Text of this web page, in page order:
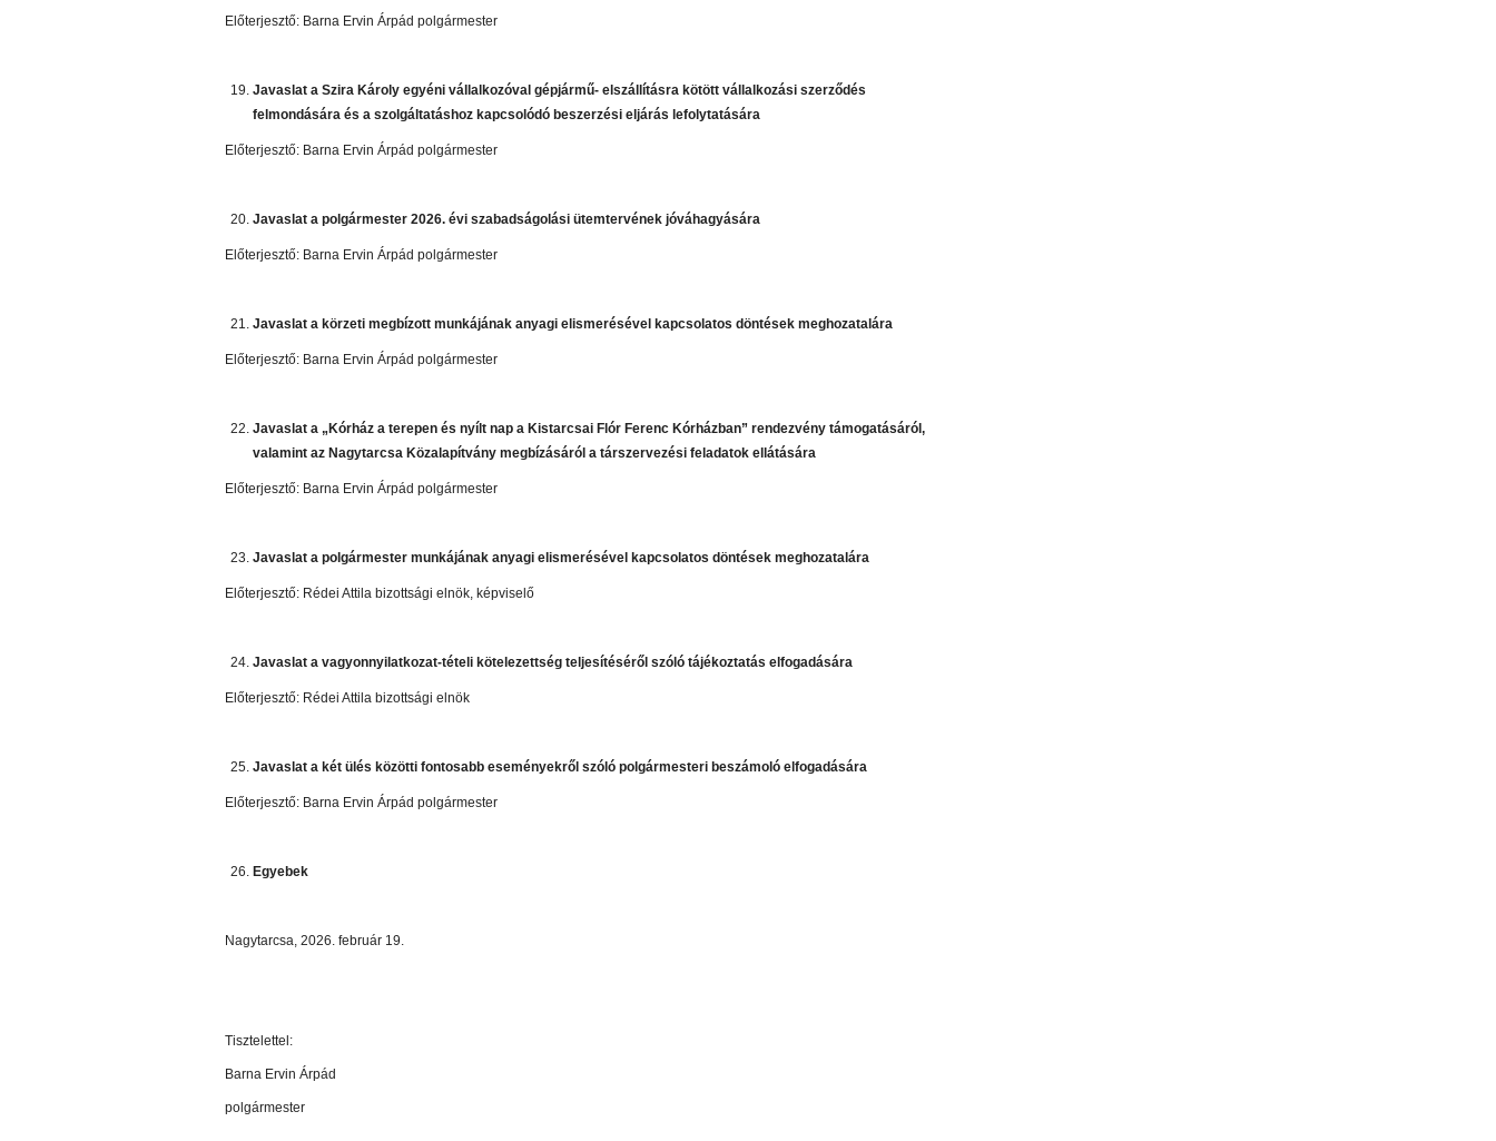
Előterjesztő: Barna Ervin Árpád polgármester
Javaslat a Szira Károly egyéni vállalkozóval gépjármű- elszállításra kötött vállalkozási szerződés
felmondására és a szolgáltatáshoz kapcsolódó beszerzési eljárás lefolytatására
Előterjesztő: Barna Ervin Árpád polgármester
Javaslat a polgármester 2026. évi szabadságolási ütemtervének jóváhagyására
Előterjesztő: Barna Ervin Árpád polgármester
Javaslat a körzeti megbízott munkájának anyagi elismerésével kapcsolatos döntések meghozatalára
Előterjesztő: Barna Ervin Árpád polgármester
Javaslat a „Kórház a terepen és nyílt nap a Kistarcsai Flór Ferenc Kórházban” rendezvény támogatásáról,
valamint az Nagytarcsa Közalapítvány megbízásáról a társzervezési feladatok ellátására
Előterjesztő: Barna Ervin Árpád polgármester
Javaslat a polgármester munkájának anyagi elismerésével kapcsolatos döntések meghozatalára
Előterjesztő: Rédei Attila bizottsági elnök, képviselő
Javaslat a vagyonnyilatkozat-tételi kötelezettség teljesítéséről szóló tájékoztatás elfogadására
Előterjesztő: Rédei Attila bizottsági elnök
Javaslat a két ülés közötti fontosabb eseményekről szóló polgármesteri beszámoló elfogadására
Előterjesztő: Barna Ervin Árpád polgármester
Egyebek
Nagytarcsa, 2026. február 19.
Tisztelettel:
Barna Ervin Árpád
polgármester